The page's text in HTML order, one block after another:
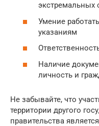
экстремальных
Умение
указаниям
Наличие
личность и
Не забывайте, что
территории другого
правительства